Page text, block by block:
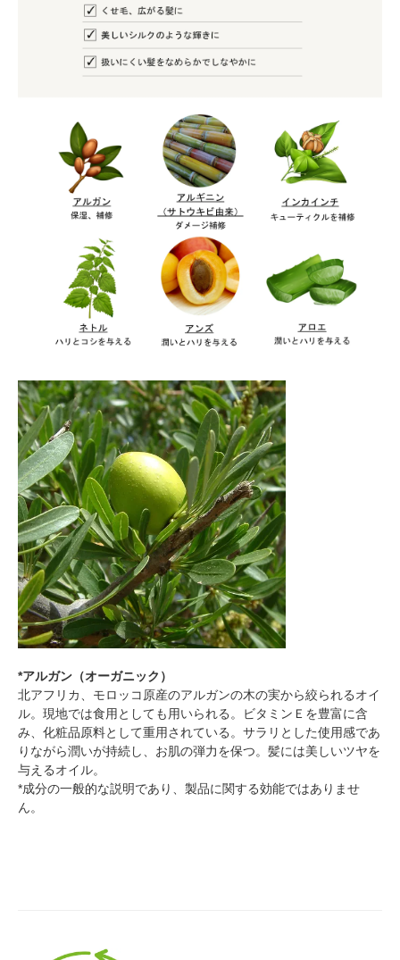
*アルガン（オーガニック）
北アフリカ、モロッコ原産のアルガンの木の実から絞られるオイ
ル。現地では食用としても用いられる。ビタミンＥを豊富に含
み、化粧品原料として重用されている。サラリとした使用感であ
りながら潤いが持続し、お肌の弾力を保つ。髪には美しいツヤを
与えるオイル。
*成分の一般的な説明であり、製品に関する効能ではありませ
ん。